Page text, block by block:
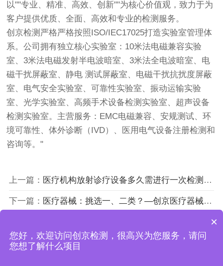
以""专业、精准、高效、创新""为核心价值观，致力于为
客户提供优质、全面、高效和专业的检测服务。
创京检测 严格严格按照ISO/IEC17025打造实验室管理体
系。公司拥有独立核心实验室：10米法电磁兼容实验
室、3米法电磁发射半电波暗室、3米法全电波暗室、电
磁干扰屏蔽室、静电 测试屏蔽室、电磁干扰抗扰度屏蔽
室、电气安全实验室、可靠性实验室、振动运输实验
室、光学实验室、高频手术设备检测实验室、超声设备
检测实验室。主营服务：EMC电磁兼容、安规测试、环
境可靠性、体外诊断（IVD）、医用电气设备注册检测和
咨询等。"
上一篇： 医疗机构放射诊疗设备多久需进行一次检测？—上海创京医疗器械检测公司
下一篇： 医疗器械：挑选一、二类？—创京医疗器械检测公司
上海创京检测技术有限公司
×
您好，欢迎访问创京检测，很高兴为您服务，请问
您想了解什么项目